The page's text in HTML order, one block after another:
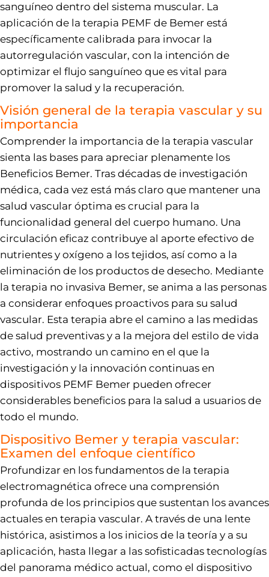
sanguíneo dentro del sistema muscular. La
aplicación de la terapia PEMF de Bemer está
específicamente calibrada para invocar la
autorregulación vascular, con la intención de
optimizar el flujo sanguíneo que es vital para
promover la salud y la recuperación.
Visión general de la terapia vascular y su
importancia
Comprender la importancia de la terapia vascular
sienta las bases para apreciar plenamente los
Beneficios Bemer. Tras décadas de investigación
médica, cada vez está más claro que mantener una
salud vascular óptima es crucial para la
funcionalidad general del cuerpo humano. Una
circulación eficaz contribuye al aporte efectivo de
nutrientes y oxígeno a los tejidos, así como a la
eliminación de los productos de desecho. Mediante
la terapia no invasiva Bemer, se anima a las personas
a considerar enfoques proactivos para su salud
vascular. Esta terapia abre el camino a las medidas
de salud preventivas y a la mejora del estilo de vida
activo, mostrando un camino en el que la
investigación y la innovación continuas en
dispositivos PEMF Bemer pueden ofrecer
considerables beneficios para la salud a usuarios de
todo el mundo.
Dispositivo Bemer y terapia vascular:
Examen del enfoque científico
Profundizar en los fundamentos de la terapia
electromagnética ofrece una comprensión
profunda de los principios que sustentan los avances
actuales en terapia vascular. A través de una lente
histórica, asistimos a los inicios de la teoría y a su
aplicación, hasta llegar a las sofisticadas tecnologías
del panorama médico actual, como el dispositivo